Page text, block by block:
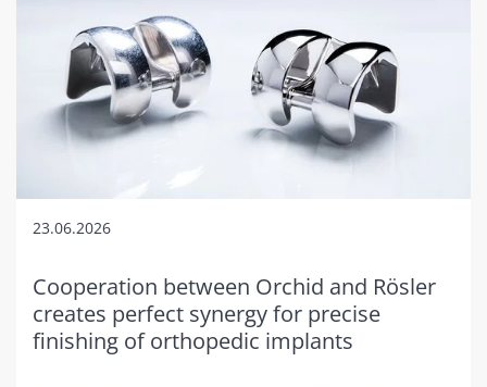
23.06.2026
Cooperation between Orchid and Rösler
creates perfect synergy for precise
finishing of orthopedic implants